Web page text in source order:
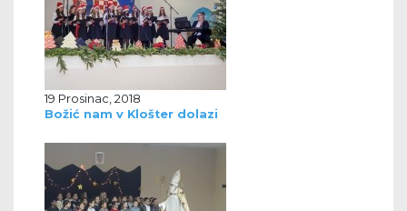
19 Prosinac, 2018
Božić nam v Klošter dolazi